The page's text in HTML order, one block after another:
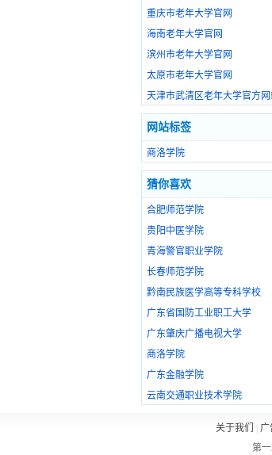
重庆市老年大学官网
海南老年大学官网
滨州市老年大学官网
太原市老年大学官网
天津市武清区老年大学官方
网站标签
商洛学院
猜你喜欢
合肥师范学院
贵阳中医学院
青海警官职业学院
长春师范学院
黔南民族医学高等专科学校
广东省国防工业职工大学
广东肇庆广播电视大学
商洛学院
广东金融学院
云南交通职业技术学院
关于我们 广
第